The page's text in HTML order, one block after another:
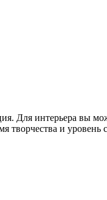
Для интерьера вы
и уровень